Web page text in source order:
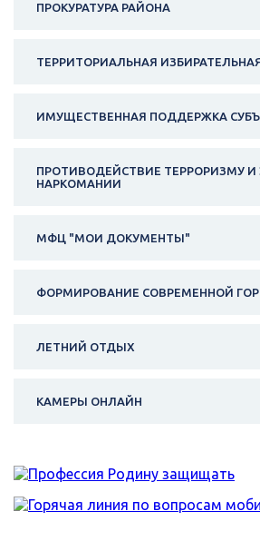
ПРОКУРАТУРА РАЙОНА
ТЕРРИТОРИАЛЬНАЯ
ИМУЩЕСТВЕННАЯ ПОДДЕРЖКА
ПРОТИВОДЕЙСТВИЕ ТЕРРОРИЗМУ И
НАРКОМАНИИ
МФЦ "МОИ ДОКУМЕНТЫ"
ФОРМИРОВАНИЕ СОВРЕМЕННОЙ
ЛЕТНИЙ ОТДЫХ
КАМЕРЫ ОНЛАЙН